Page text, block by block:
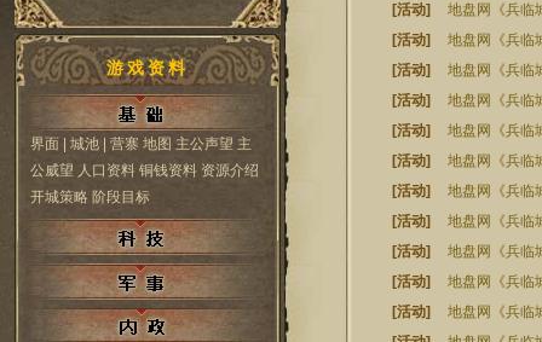
游戏资料
界面 | 城池 | 营寨 地图 主公声望 主
公威望 人口资料 铜钱资料 资源介绍
开城策略 阶段目标
[活动]
地盘网《兵临
[活动]
地盘网《兵临
[活动]
地盘网《兵临
[活动]
地盘网《兵临
[活动]
地盘网《兵临
[活动]
地盘网《兵临
[活动]
地盘网《兵临
[活动]
地盘网《兵临
[活动]
地盘网《兵临
[活动]
地盘网《兵临
[活动]
地盘网《兵临